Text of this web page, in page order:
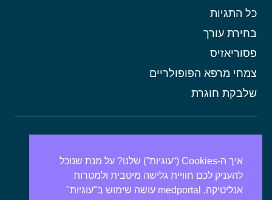
כל התגיות
בחירת עורך
פסוריאזיס
צמחי מרפא הפופולריים
שלבקת חוגרת
אורטיקריה
מתכונים בריאים
אבנים בכיס המרה
איך ה-Cookies (“עוגיות”) שלנו? על מנת שנוכל
להעניק לכם חוויית גלישה מיטבית ולמטרות
אנליטיקה, medportal עושה שימוש ב"עוגיות"